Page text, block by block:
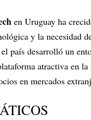
en Uruguay ha
y la necesidad
el país desarrolló un
atractiva en
en mercados